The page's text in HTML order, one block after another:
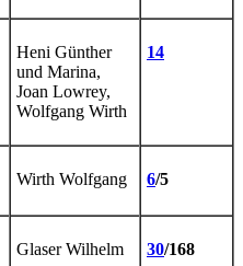
Heni Günther
und Marina,
Joan Lowrey,
Wolfgang Wirth
14
Wirth Wolfgang 6/5
Glaser Wilhelm 30/168